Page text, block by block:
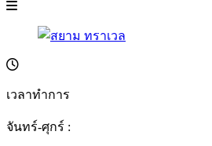
เวลาทำการ
จันทร์-ศุกร์ :